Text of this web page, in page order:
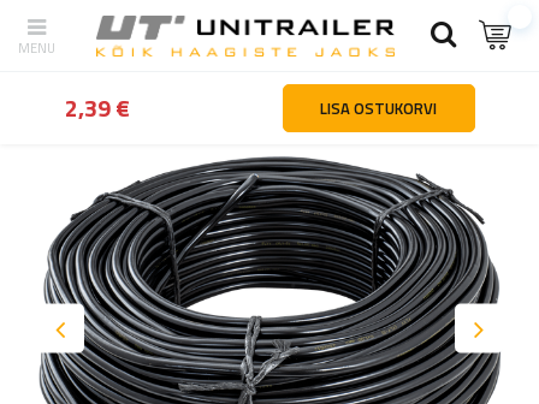
tagasi Kodu Juhtmed Elektrikaabel
2,39 € LISA OSTUKORVI